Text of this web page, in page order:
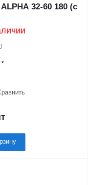
32-60 180 (с